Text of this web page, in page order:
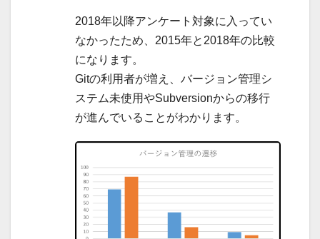
2018年以降アンケート対象に入ってい
なかったため、2015年と2018年の比較
になります。
Gitの利用者が増え、バージョン管理シ
ステム未使用やSubversionからの移行
が進んでいることがわかります。